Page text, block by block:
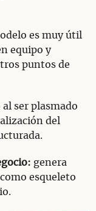
es muy útil
equipo y
puntos de
ser plasmado
del
genera
esqueleto